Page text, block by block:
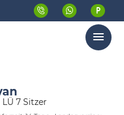
Menü
7 Sitzer